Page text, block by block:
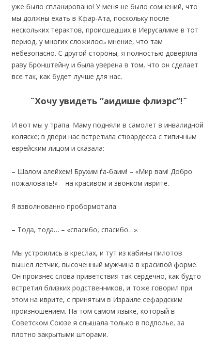
уже было спланировано! У меня не было сомнений, что
мы должны ехать в Кфар‐Ата, поскольку после
нескольких терактов, происшедших в Иерусалиме в тот
период, у многих сложилось мнение, что там
небезопасно. С другой стороны, я полностью доверяла
раву Бронштейну и была уверена в том, что он сделает
все так, как будет лучше для нас.
¨Хочу увидеть “аидише флиэрс”!¨
И вот мы у трапа. Маму подняли в самолет в инвалидной
коляске; в двери нас встретила стюардесса с типичным
еврейским лицом и сказала:
– Шалом алейхем! Брухим ѓа‐баим! – «Мир вам! Добро
пожаловать!» – на красивом и звонком иврите.
Я взволнованно пробормотала:
– Тода, тода… – «спасибо, спасибо…».
Мы устроились в креслах, и тут из кабины пилотов
вышел летчик, высоченный мужчина в красивой форме.
Он произнес слова приветствия так сердечно, как будто
встретил близких родственников, и тоже говорил при
этом на иврите, с принятым в Израиле сефардским
произношением. На том самом языке, который в
Советском Союзе я слышала только в подполье, за
плотно закрытыми шторами.